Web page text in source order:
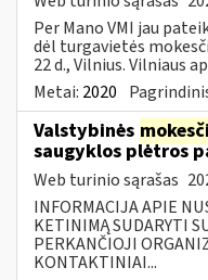
Per Mano VMI jau
dėl turgavietės
22 d., Vilnius. Vilniaus
Metai: 2020
Valstybinės
saugyklos plėtros
Web turinio sąrašas
INFORMACIJA APIE
KETINIMĄ SUDARYTI
PERKANČIOJI
KONTAKTINIAI...